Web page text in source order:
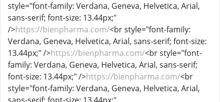
style="font-family: Verdana, Geneva, Helvetica, Arial,
sans-serif; font-size: 13.44px;"
/>https://bienpharma.com/<br style="font-family:
Verdana, Geneva, Helvetica, Arial, sans-serif; font-size:
13.44px;" />https://bienpharma.com/<br style="font-
family: Verdana, Geneva, Helvetica, Arial, sans-serif;
font-size: 13.44px;" />https://bienpharma.com/<br
style="font-family: Verdana, Geneva, Helvetica, Arial,